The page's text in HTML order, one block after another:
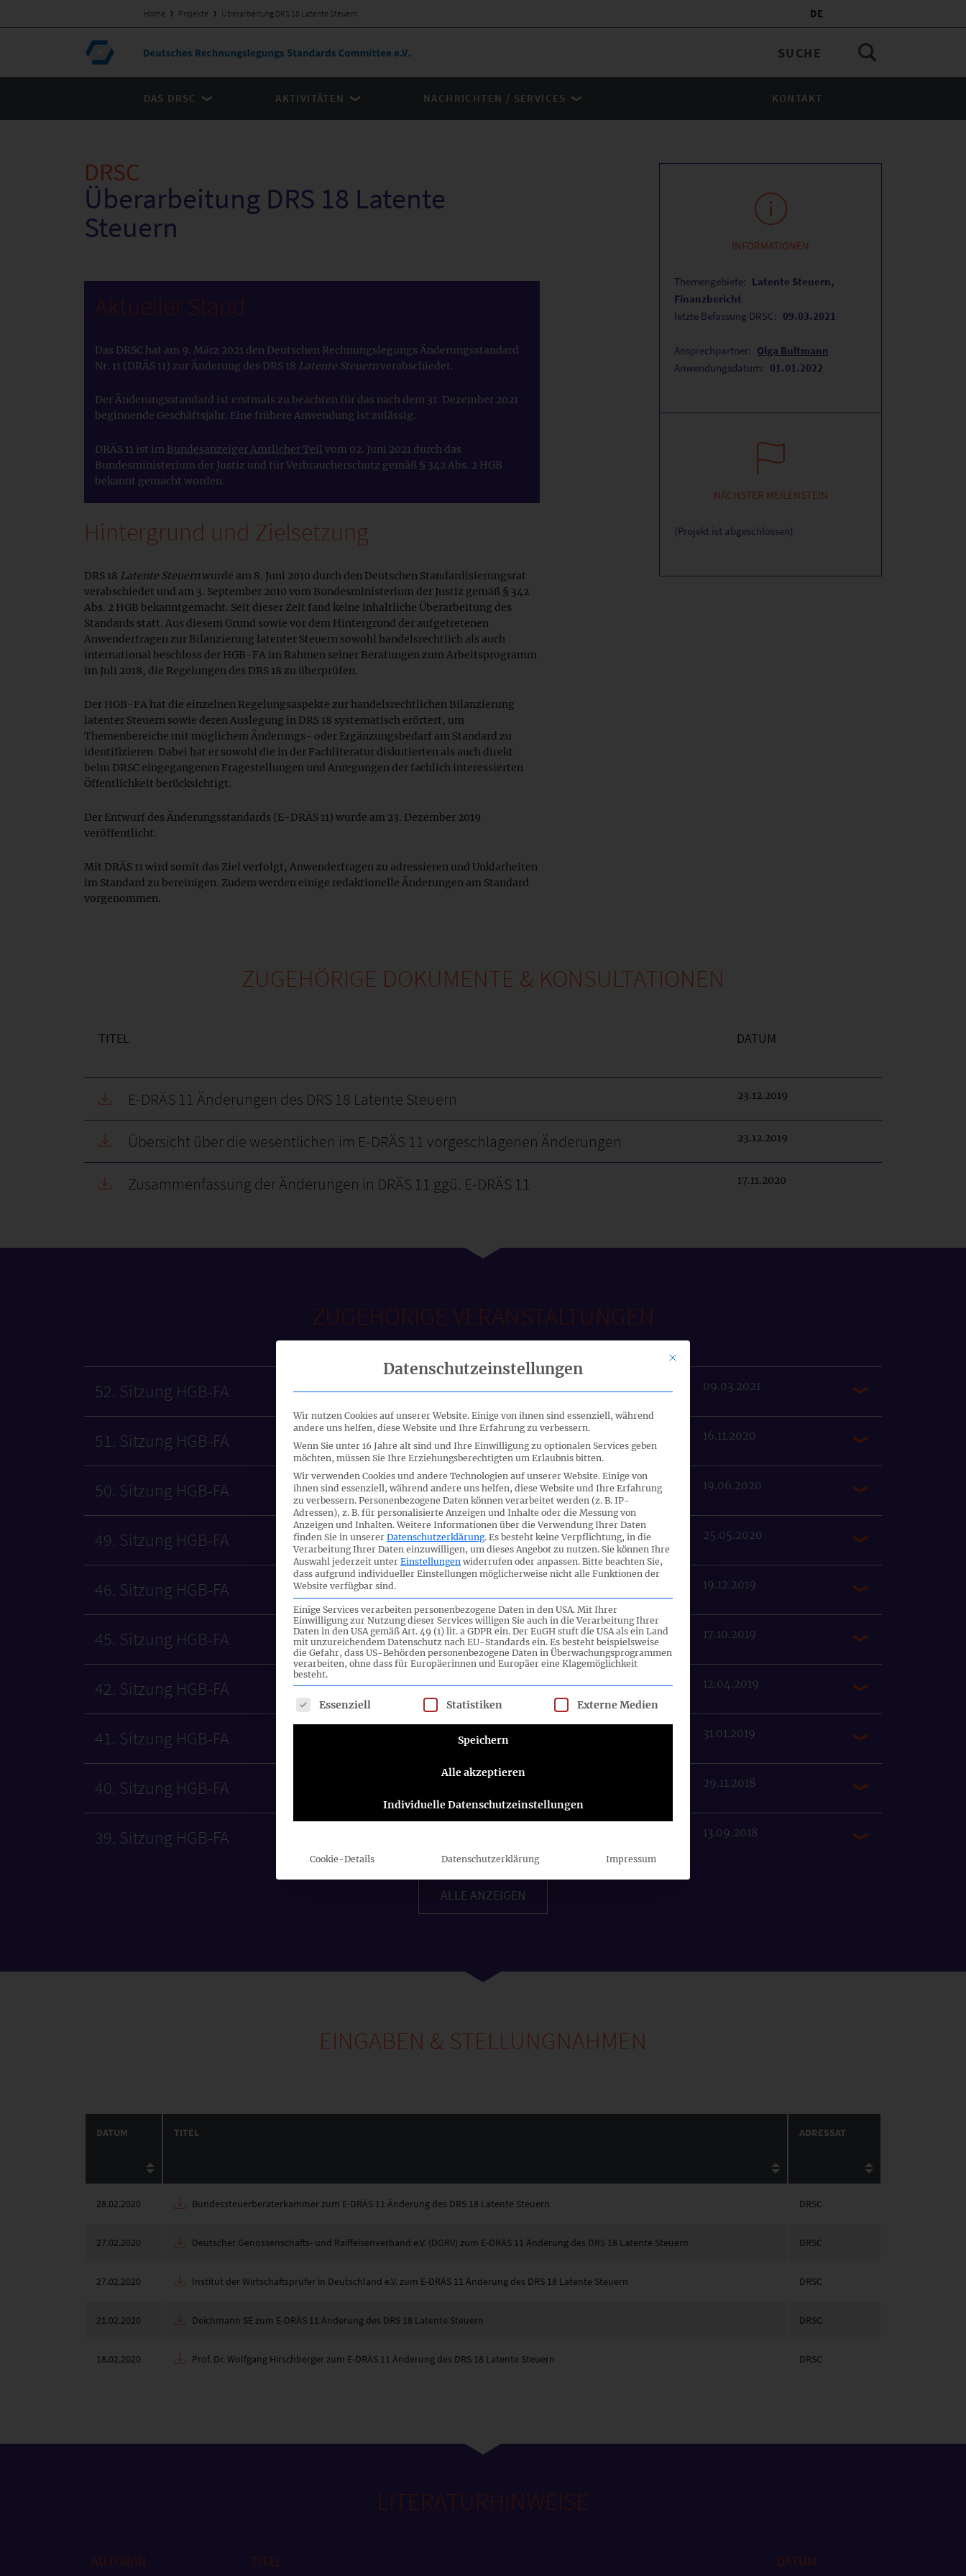
Home Projekte Überarbeitung DRS 18 Latente Steuern DE
DAS DRSC AKTIVITÄTEN NACHRICHTEN / SERVICES KONTAKT
DRSC
Überarbeitung DRS 18 Latente
Steuern
Aktueller Stand
Das DRSC hat am 9. März 2021 den Deutschen Rechnungslegungs Änderungsstandard
Nr. 11 (DRÄS 11) zur Änderung des DRS 18 Latente Steuernverabschiedet.
Der Änderungsstandard ist erstmals zu beachten für das nach dem 31. Dezember 2021
beginnende Geschäftsjahr. Eine frühere Anwendung ist zulässig.
DRÄS 11 ist im Bundesanzeiger Amtlicher Teil vom 02. Juni 2021 durch das
Bundesministerium der Justiz und für Verbraucherschutz gemäß § 342 Abs. 2 HGB
bekannt gemacht worden.
Hintergrund und Zielsetzung
DRS 18 Latente Steuernwurde am 8. Juni 2010 durch den Deutschen Standardisierungsrat
verabschiedet und am 3. September 2010 vom Bundesministerium der Justiz gemäß § 342
Abs. 2 HGB bekanntgemacht. Seit dieser Zeit fand keine inhaltliche Überarbeitung des
Standards statt. Aus diesem Grund sowie vor dem Hintergrund der aufgetretenen
Anwenderfragen zur Bilanzierung latenter Steuern sowohl handelsrechtlich als auch
international beschloss der HGB-FA im Rahmen seiner Beratungen zum Arbeitsprogramm
im Juli 2018, die Regelungen des DRS 18 zu überprüfen.
Der HGB-FA hat die einzelnen Regelungsaspekte zur handelsrechtlichen Bilanzierung
latenter Steuern sowie deren Auslegung in DRS 18 systematisch erörtert, um
Themenbereiche mit möglichem Änderungs- oder Ergänzungsbedarf am Standard zu
identifizieren. Dabei hat er sowohl die in der Fachliteratur diskutierten als auch direkt
beim DRSC eingegangenen Fragestellungen und Anregungen der fachlich interessierten
Öffentlichkeit berücksichtigt.
Der Entwurf des Änderungsstandards (E-DRÄS 11) wurde am 23. Dezember 2019
veröffentlicht.
Mit DRÄS 11 wird somit das Ziel verfolgt, Anwenderfragen zu adressieren und Unklarheiten
im Standard zu bereinigen. Zudem werden einige redaktionelle Änderungen am Standard
vorgenommen.
INFORMATIONEN
Themengebiete: Latente Steuern,
Finanzbericht
letzte Befassung DRSC: 09.03.2021
Ansprechpartner: Olga Bultmann
Anwendungsdatum: 01.01.2022
NÄCHSTER MEILENSTEIN
(Projekt ist abgeschlossen)
ZUGEHÖRIGE DOKUMENTE & KONSULTATIONEN
TITEL DATUM
E-DRÄS 11 Änderungen des DRS 18 Latente Steuern 23.12.2019
Übersicht über die wesentlichen im E-DRÄS 11 vorgeschlagenen Änderungen 23.12.2019
Zusammenfassung der Änderungen in DRÄS 11 ggü. E-DRÄS 11 17.11.2020
ZUGEHÖRIGE VERANSTALTUNGEN
52. Sitzung HGB-FA 09.03.2021
51. Sitzung HGB-FA 16.11.2020
50. Sitzung HGB-FA 19.06.2020
49. Sitzung HGB-FA 25.05.2020
46. Sitzung HGB-FA 19.12.2019
45. Sitzung HGB-FA 17.10.2019
42. Sitzung HGB-FA 12.04.2019
41. Sitzung HGB-FA 31.01.2019
40. Sitzung HGB-FA 29.11.2018
39. Sitzung HGB-FA 13.09.2018
ALLE ANZEIGEN
EINGABEN & STELLUNGNAHMEN
DATUM TITEL ADRESSAT
28.02.2020 Bundessteuerberaterkammer zum E-DRÄS 11 Änderung des DRS 18 Latente Steuern DRSC
27.02.2020 Deutscher Genossenschafts- und Raiffeisenverband e.V. (DGRV) zum E-DRÄS 11 Änderung des DRS 18 Latente Steuern DRSC
27.02.2020 Institut der Wirtschaftsprüfer in Deutschland e.V. zum E-DRÄS 11 Änderung des DRS 18 Latente Steuern DRSC
21.02.2020 Deichmann SE zum E-DRÄS 11 Änderung des DRS 18 Latente Steuern DRSC
18.02.2020 Prof. Dr. Wolfgang Hirschberger zum E-DRÄS 11 Änderung des DRS 18 Latente Steuern DRSC
LITERATURHINWEISE
AUTOR/IN TITEL DATUM
Mit diesem Button wird der Dialog geschlossen. Seine
Datenschutzeinstellungen
Wir nutzen Cookies auf unserer Website. Einige von ihnen sind essenziell, während
andere uns helfen, diese Website und Ihre Erfahrung zu verbessern.
Wenn Sie unter 16 Jahre alt sind und Ihre Einwilligung zu optionalen Services geben
möchten, müssen Sie Ihre Erziehungsberechtigten um Erlaubnis bitten.
Wir verwenden Cookies und andere Technologien auf unserer Website. Einige von
ihnen sind essenziell, während andere uns helfen, diese Website und Ihre Erfahrung
zu verbessern. Personenbezogene Daten können verarbeitet werden (z. B. IP-
Adressen), z. B. für personalisierte Anzeigen und Inhalte oder die Messung von
Anzeigen und Inhalten. Weitere Informationen über die Verwendung Ihrer Daten
finden Sie in unserer Datenschutzerklärung. Es besteht keine Verpflichtung, in die
Verarbeitung Ihrer Daten einzuwilligen, um dieses Angebot zu nutzen. Sie können Ihre
Auswahl jederzeit unter Einstellungen widerrufen oder anpassen. Bitte beachten Sie,
dass aufgrund individueller Einstellungen möglicherweise nicht alle Funktionen der
Website verfügbar sind.
Einige Services verarbeiten personenbezogene Daten in den USA. Mit Ihrer
Einwilligung zur Nutzung dieser Services willigen Sie auch in die Verarbeitung Ihrer
Daten in den USA gemäß Art. 49 (1) lit. a GDPR ein. Der EuGH stuft die USA als ein Land
mit unzureichendem Datenschutz nach EU-Standards ein. Es besteht beispielsweise
die Gefahr, dass US-Behörden personenbezogene Daten in Überwachungsprogrammen
verarbeiten, ohne dass für Europäerinnen und Europäer eine Klagemöglichkeit
besteht.
Es folgt eine Liste der Service-Gruppen, für die eine Einwilligung erteilt werden kann. Die erste Service-Gruppe ist essenziell und
Essenziell Statistiken Externe Medien
Speichern
Alle akzeptieren
Individuelle Datenschutzeinstellungen
Cookie-Details Datenschutzerklärung Impressum